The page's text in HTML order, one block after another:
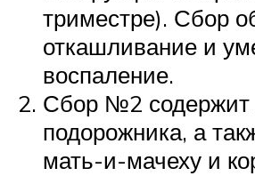
триместре). Сбор
откашливание и
воспаление.
Сбор №2 содержит
подорожника, а
мать-и-мачеху и